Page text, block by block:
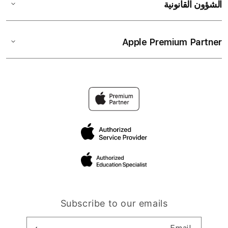
الشؤون القانونية
Apple Premium Partner
Subscribe to our emails